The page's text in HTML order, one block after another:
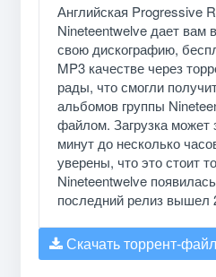
Английская Progressive
Nineteentwelve дает вам
свою дискографию,
MP3 качестве через
рады, что смогли
альбомов группы
файлом. Загрузка может
минут до несколько
уверены, что это стоит
Nineteentwelve
последний релиз вышел
Скачать торрент-файл